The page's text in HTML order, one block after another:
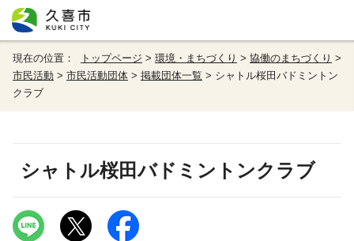
現在の位置： トップページ > 環境・まちづくり > 協働のまちづくり >
市民活動 > 市民活動団体 > 掲載団体一覧 > シャトル桜田バドミントン
クラブ
シャトル桜田バドミントンクラブ